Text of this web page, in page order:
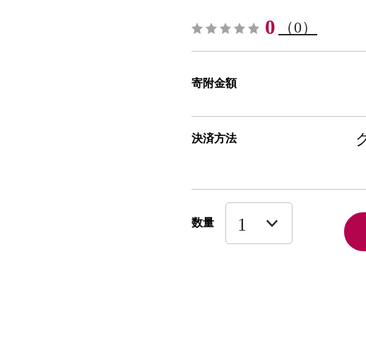
0 （0）
寄附金額
決済方法
数量